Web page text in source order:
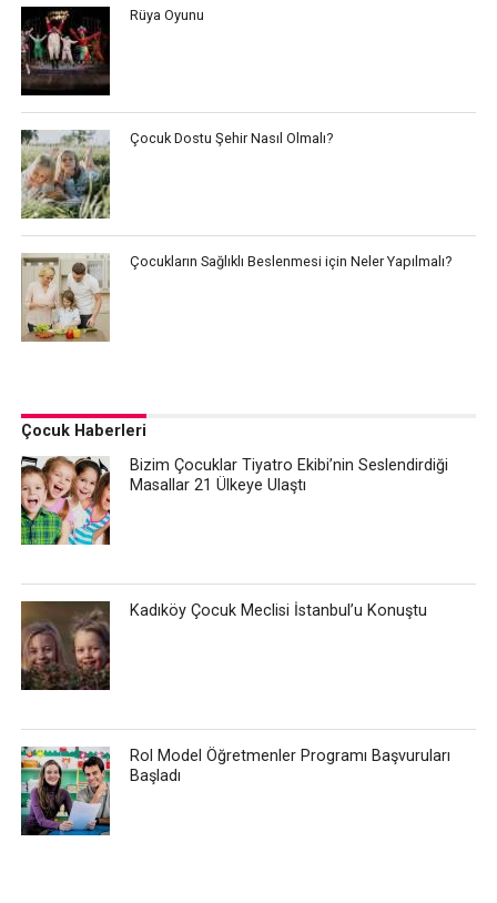
Rüya Oyunu
Çocuk Dostu Şehir Nasıl Olmalı?
Çocukların Sağlıklı Beslenmesi için Neler Yapılmalı?
Çocuk Haberleri
Bizim Çocuklar Tiyatro Ekibi’nin Seslendirdiği
Masallar 21 Ülkeye Ulaştı
Kadıköy Çocuk Meclisi İstanbul’u Konuştu
Rol Model Öğretmenler Programı Başvuruları
Başladı